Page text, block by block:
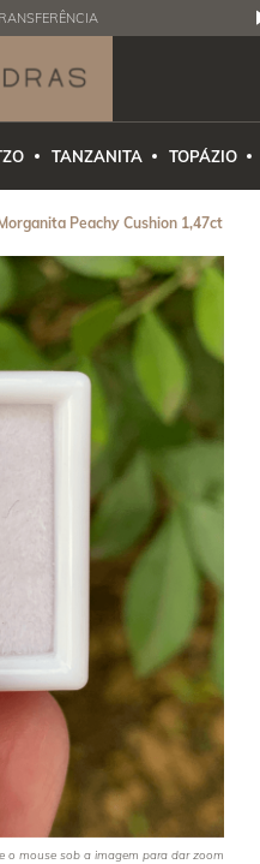
TANZANITA TOPÁZIO
Morganita Peachy Cushion 1,47ct
foi descoberta na Califórnia o
de joias da Tyffany & Co,
havia e vendeu para o
preciosas, J. P. Morgan, de
pedra. Foi ele quem teve o
dela.
o mouse sob a imagem para dar zoom